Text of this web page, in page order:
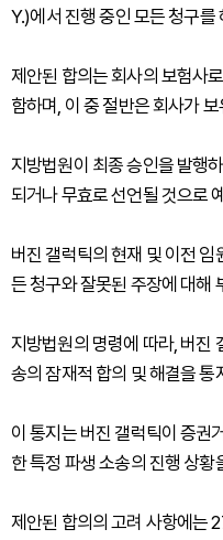
Y.)에서 진행 중인 모든 청구를
제안된 합의는 회사의 보험사
함하며, 이 중 절반은 회사가
지방법원이 최종 승인을 발행
되거나 무효로 선언될 것으로
버진 갤럭틱의 현재 및 이전
든 청구와 잘못된 주장에 대해
지방법원의 명령에 따라, 버진
송의 잠재적 합의 및 해결을 통
이 통지는 버진 갤럭틱이 증권
한 특정 파생 소송의 진행 상황
제안된 합의의 고려 사항에는